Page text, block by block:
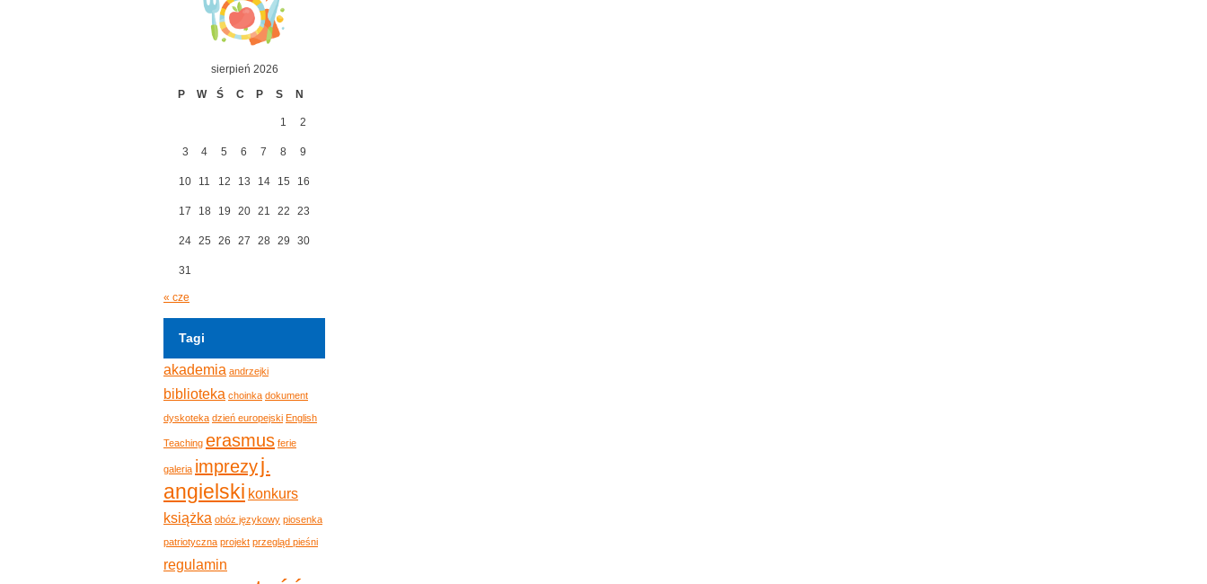
sierpień 2026
P
W Ś C P S N
1 2
3 4 5 6 7 8 9
10 11 12 13 14 15 16
17 18 19 20 21 22 23
24 25 26 27 28 29 30
31
« cze
Tagi
akademia andrzejki
biblioteka choinka dokument
dyskoteka dzień europejski English
Teaching erasmus ferie
galeria imprezyj.
angielski konkurs
książka obóz językowy piosenka
patriotyczna projekt przegląd pieśni
regulamin